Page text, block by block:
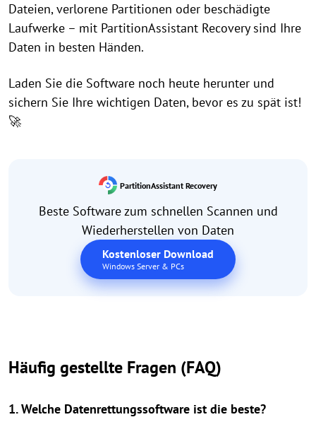
Dateien, verlorene Partitionen oder beschädigte
Laufwerke – mit PartitionAssistant Recovery sind Ihre
Daten in besten Händen.
Laden Sie die Software noch heute herunter und
sichern Sie Ihre wichtigen Daten, bevor es zu spät ist!
🚀
PartitionAssistant Recovery
Beste Software zum schnellen Scannen und
Wiederherstellen von Daten
Kostenloser Download
Windows Server & PCs
Häufig gestellte Fragen (FAQ)
1. Welche Datenrettungssoftware ist die beste?